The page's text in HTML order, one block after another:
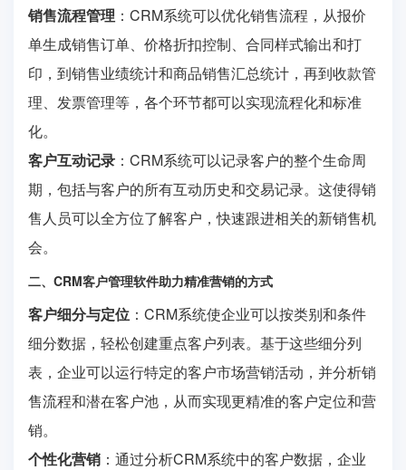
销售流程管理 ：CRM系统可以优化销售流程，从报价
单生成销售订单、价格折扣控制、合同样式输出和打
印，到销售业绩统计和商品销售汇总统计，再到收款管
理、发票管理等，各个环节都可以实现流程化和标准
化。
客户互动记录 ：CRM系统可以记录客户的整个生命周
期，包括与客户的所有互动历史和交易记录。这使得销
售人员可以全方位了解客户，快速跟进相关的新销售机
会。
二、CRM客户管理软件助力精准营销的方式
客户细分与定位 ：CRM系统使企业可以按类别和条件
细分数据，轻松创建重点客户列表。基于这些细分列
表，企业可以运行特定的客户市场营销活动，并分析销
售流程和潜在客户池，从而实现更精准的客户定位和营
销。
个性化营销 ：通过分析CRM系统中的客户数据，企业